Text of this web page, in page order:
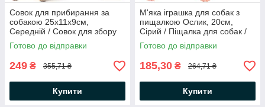
Совок для прибирання за
собакою 25х11х9см,
Середній / Совок для збору
фекалій собак /
Автоматичний совок для
Готово до відправки
249 ₴ 355,71 ₴
Купити
М'яка іграшка для собак з
пищалкою Ослик, 20см,
Сірий / Піщалка для собак /
Іграшка для цуценят
Готово до відправки
185,30 ₴ 264,71 ₴
Купити